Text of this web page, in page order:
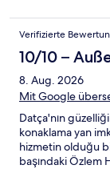
Verifizierte
10/10 –
8. Aug. 2026
Mit Google
Datça'nın
konaklama yan
hizmetin olduğu
başındaki Özlem